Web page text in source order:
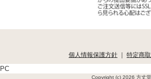
個人情報保護方針 ｜ 特定商
PC
Copyright (c) 2026 方丈